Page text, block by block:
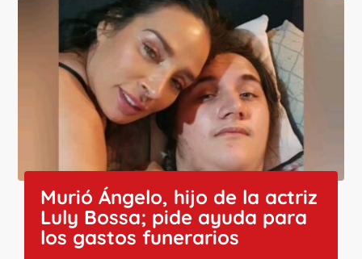
Murió Ángelo, hijo de la actriz
Luly Bossa; pide ayuda para
los gastos funerarios